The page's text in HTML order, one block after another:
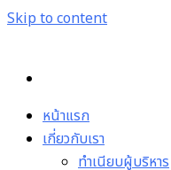
Skip to content
หน้าแรก
เกี่ยวกับเรา
ทำเนียบผู้บริหาร